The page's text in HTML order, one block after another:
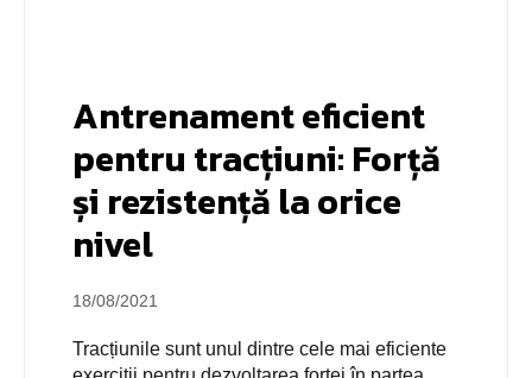
Antrenament eficient
pentru tracțiuni: Forță
și rezistență la orice
nivel
18/08/2021
Tracțiunile sunt unul dintre cele mai eficiente